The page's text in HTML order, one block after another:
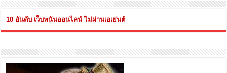
10 อันดับ เว็บพนันออนไลน์ ไม่ผ่านเอเย่นต์